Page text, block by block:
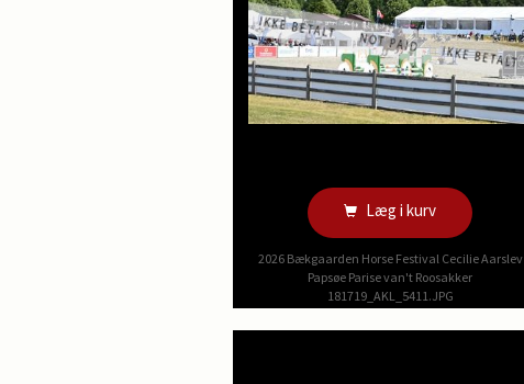
Læg i kurv
2026 Bækgaarden Horse Festival Cecilie Aarslev
Papsøe Parise van't Roosakker
181719_AKL_5411.JPG